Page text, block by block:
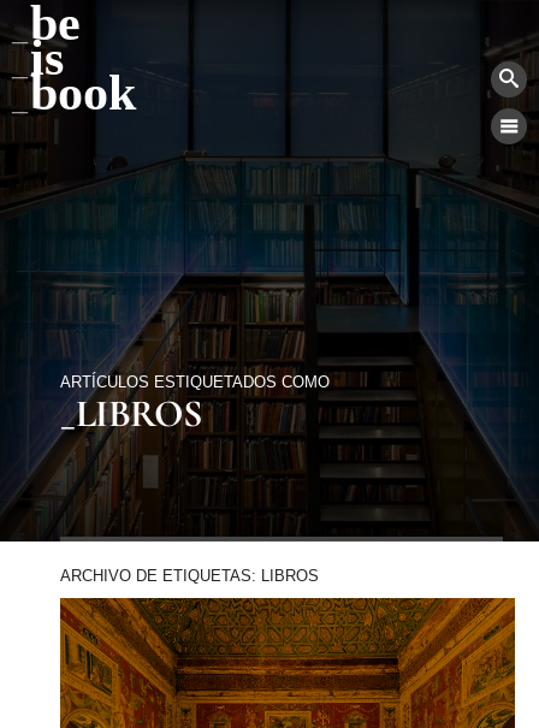
be
is
book
ARTÍCULOS ESTIQUETADOS COMO
_LIBROS
ARCHIVO DE ETIQUETAS: LIBROS